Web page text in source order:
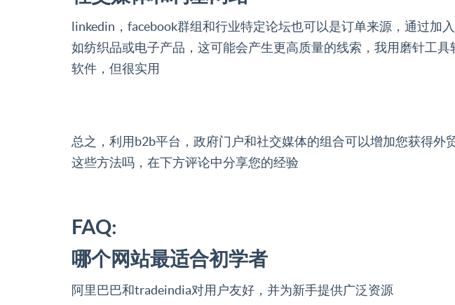
linkedin，facebook群组和行业特定论坛也可以是订单来源，通过加
如纺织品或电子产品，这可能会产生更高质量的线索，我用磨针工
软件，但很实用
总之，利用b2b平台，政府门户和社交媒体的组合可以增加您获得
这些方法吗，在下方评论中分享您的经验
FAQ:
哪个网站最适合初学者
阿里巴巴和tradeindia对用户友好，并为新手提供广泛资源